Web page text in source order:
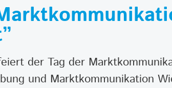
der Tag der
und Marktkommunikation